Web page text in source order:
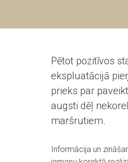
Pētot pozitīvos
ekspluatācijā
prieks par
augsti dēļ
maršrutiem.
Informācija un